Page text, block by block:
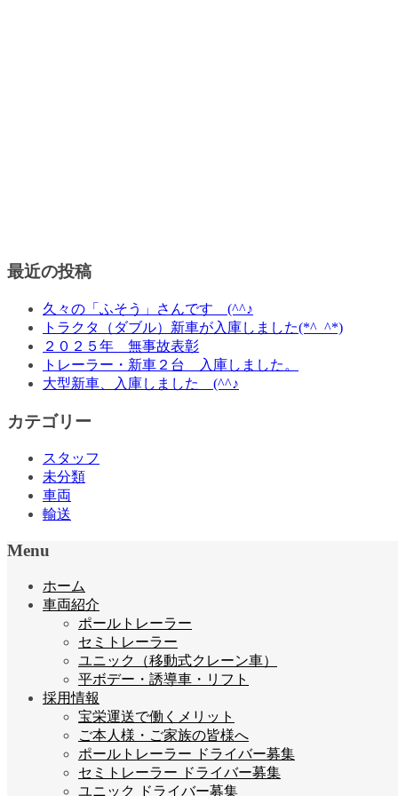
最近の投稿
久々の「ふそう」さんです (^^♪
トラクタ（ダブル）新車が入庫しました(*^_^*)
２０２５年 無事故表彰
トレーラー・新車２台 入庫しました。
大型新車、入庫しました (^^♪
カテゴリー
スタッフ
未分類
車両
輸送
Menu
ホーム
車両紹介
ポールトレーラー
セミトレーラー
ユニック（移動式クレーン車）
平ボデー・誘導車・リフト
採用情報
宝栄運送で働くメリット
ご本人様・ご家族の皆様へ
ポールトレーラー ドライバー募集
セミトレーラー ドライバー募集
ユニック ドライバー募集